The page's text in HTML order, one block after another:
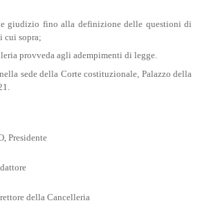
giudizio fino alla definizione delle questioni di
cui sopra;
provveda agli adempimenti di legge.
sede della Corte costituzionale, Palazzo della
Presidente
della Cancelleria